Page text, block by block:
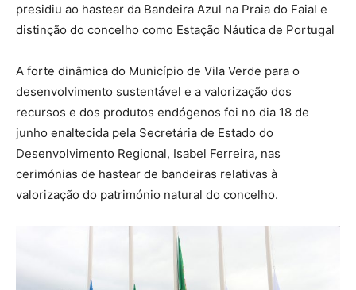
presidiu ao hastear da Bandeira Azul na Praia do Faial e
distinção do concelho como Estação Náutica de Portugal
A forte dinâmica do Município de Vila Verde para o
desenvolvimento sustentável e a valorização dos
recursos e dos produtos endógenos foi no dia 18 de
junho enaltecida pela Secretária de Estado do
Desenvolvimento Regional, Isabel Ferreira, nas
cerimónias de hastear de bandeiras relativas à
valorização do património natural do concelho.